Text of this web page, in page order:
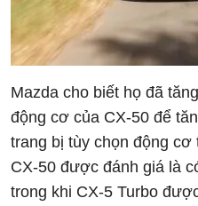
Mazda cho biết họ đã
động cơ của CX-50 để
trang bị tùy chọn động cơ
CX-50 được đánh giá là
trong khi CX-5 Turbo